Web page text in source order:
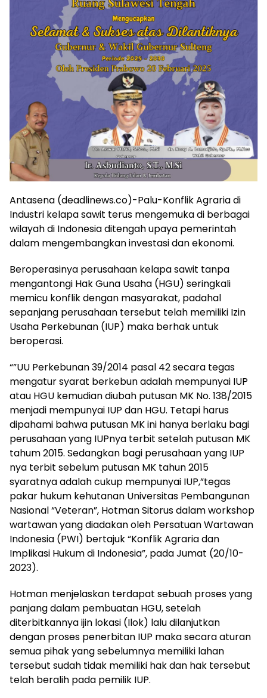
Antasena (deadlinews.co)-Palu-Konflik Agraria di
Industri kelapa sawit terus mengemuka di berbagai
wilayah di Indonesia ditengah upaya pemerintah
dalam mengembangkan investasi dan ekonomi.
Beroperasinya perusahaan kelapa sawit tanpa
mengantongi Hak Guna Usaha (HGU) seringkali
memicu konflik dengan masyarakat, padahal
sepanjang perusahaan tersebut telah memiliki Izin
Usaha Perkebunan (IUP) maka berhak untuk
beroperasi.
“”UU Perkebunan 39/2014 pasal 42 secara tegas
mengatur syarat berkebun adalah mempunyai IUP
atau HGU kemudian diubah putusan MK No. 138/2015
menjadi mempunyai IUP dan HGU. Tetapi harus
dipahami bahwa putusan MK ini hanya berlaku bagi
perusahaan yang IUPnya terbit setelah putusan MK
tahum 2015. Sedangkan bagi perusahaan yang IUP
nya terbit sebelum putusan MK tahun 2015
syaratnya adalah cukup mempunyai IUP,”tegas
pakar hukum kehutanan Universitas Pembangunan
Nasional “Veteran”, Hotman Sitorus dalam workshop
wartawan yang diadakan oleh Persatuan Wartawan
Indonesia (PWI) bertajuk “Konflik Agraria dan
Implikasi Hukum di Indonesia”, pada Jumat (20/10-
2023).
Hotman menjelaskan terdapat sebuah proses yang
panjang dalam pembuatan HGU, setelah
diterbitkannya ijin lokasi (Ilok) lalu dilanjutkan
dengan proses penerbitan IUP maka secara aturan
semua pihak yang sebelumnya memiliki lahan
tersebut sudah tidak memiliki hak dan hak tersebut
telah beralih pada pemilik IUP.